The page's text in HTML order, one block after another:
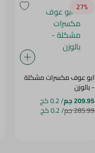
27‎%‎
ابو عوف مكسرات مشكلة
- بالوزن
209.95 جم
/ 0.2 كج
285.99 جم / 0.2 كج